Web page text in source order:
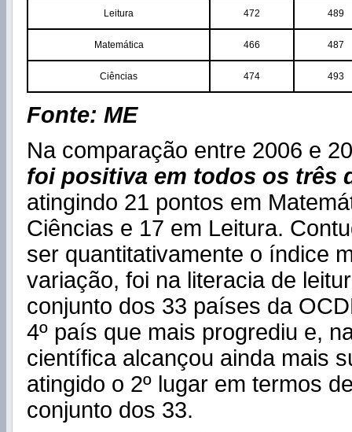
Leitura 472 489
Matemática 466 487
Ciências 474 493
Fonte: ME
Na comparação entre 2006 e
foi positiva em todos os três
atingindo 21 pontos em
Ciências e 17 em Leitura.
ser quantitativamente o índice
variação, foi na literacia de
conjunto dos 33 países da
4º país que mais progrediu e,
científica alcançou ainda mais
atingido o 2º lugar em termos
conjunto dos 33.